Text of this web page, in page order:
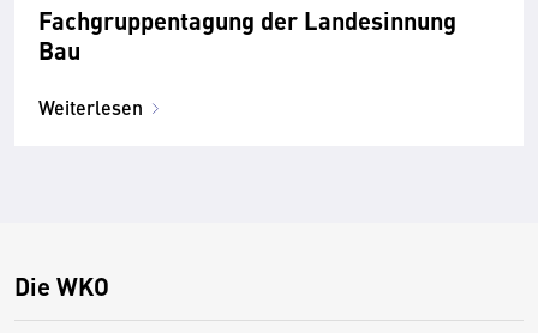
Fachgruppentagung der Landesinnung
Bau
Weiterlesen
Die WKO